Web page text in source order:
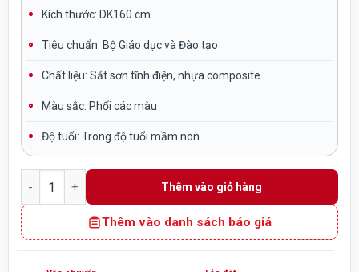
Kích thước: DK160 cm
Tiêu chuẩn: Bộ Giáo dục và Đào tạo
Chất liệu: Sắt sơn tĩnh điện, nhựa composite
Màu sắc: Phối các màu
Độ tuổi: Trong độ tuổi mầm non
Đu quay mầm non 4 ghế gấu Composite TP6-012 số lượng
Thêm vào giỏ hàng
Thêm vào danh sách báo giá